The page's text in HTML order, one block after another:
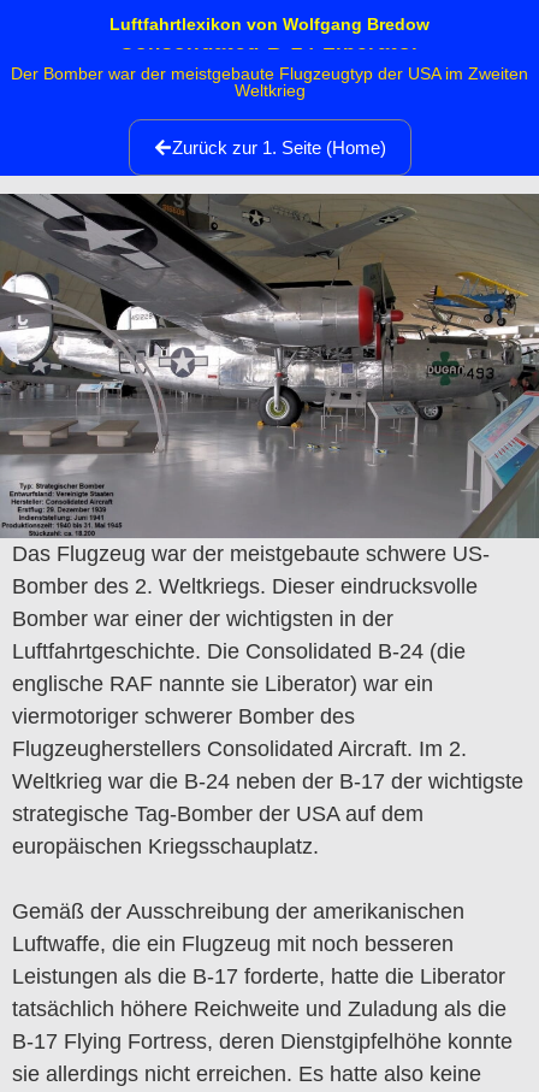
Luftfahrtlexikon von Wolfgang Bredow
Consolidated B-24 Liberator
Der Bomber war der meistgebaute Flugzeugtyp der USA im Zweiten
Weltkrieg
Zurück zur 1. Seite (Home)
Das Flugzeug war der meistgebaute schwere US-
Bomber des 2. Weltkriegs. Dieser eindrucksvolle
Bomber war einer der wichtigsten in der
Luftfahrtgeschichte. Die Consolidated B-24 (die
englische RAF nannte sie Liberator) war ein
viermotoriger schwerer Bomber des
Flugzeugherstellers Consolidated Aircraft. Im 2.
Weltkrieg war die B-24 neben der B-17 der wichtigste
strategische Tag-Bomber der USA auf dem
europäischen Kriegsschauplatz.
Gemäß der Ausschreibung der amerikanischen
Luftwaffe, die ein Flugzeug mit noch besseren
Leistungen als die B-17 forderte, hatte die Liberator
tatsächlich höhere Reichweite und Zuladung als die
B-17 Flying Fortress, deren Dienstgipfelhöhe konnte
sie allerdings nicht erreichen. Es hatte also keine